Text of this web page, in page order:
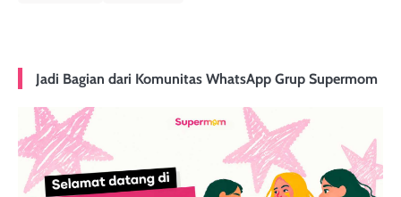
Jadi Bagian dari Komunitas WhatsApp Grup Supermom